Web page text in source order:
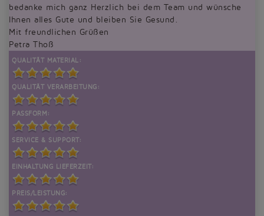
bedanke mich ganz Herzlich bei dem Team und wünsche
Ihnen alles Gute und bleiben Sie Gesund.
Mit freundlichen Grüßen
Petra Thoß
QUALITÄT MATERIAL:
QUALITÄT VERARBEITUNG:
PASSFORM:
SERVICE & SUPPORT:
EINHALTUNG LIEFERZEIT:
PREIS/LEISTUNG: